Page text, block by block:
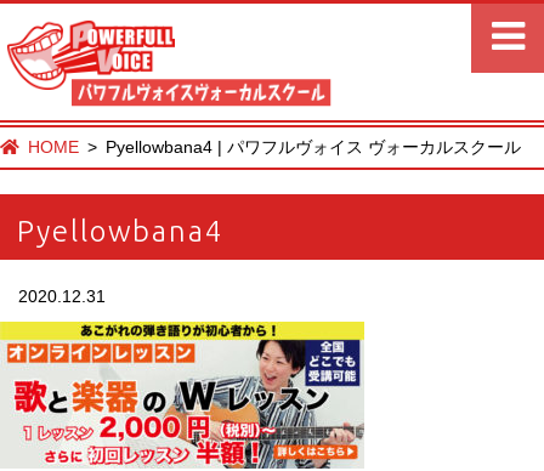
HOME Pyellowbana4 | パワフルヴォイス ヴォーカルスクール
Pyellowbana4
2020.12.31